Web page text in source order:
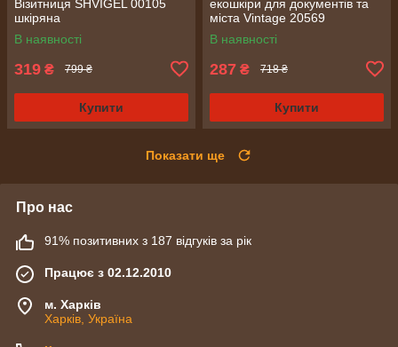
Візитниця SHVIGEL 00105
шкіряна
В наявності
319 ₴ 799 ₴
Купити
екошкіри для документів та
міста Vintage 20569
Коричнева
В наявності
287 ₴ 718 ₴
Купити
Показати ще
Про нас
91% позитивних з 187 відгуків за рік
Працює з 02.12.2010
м. Харків
Харків, Україна